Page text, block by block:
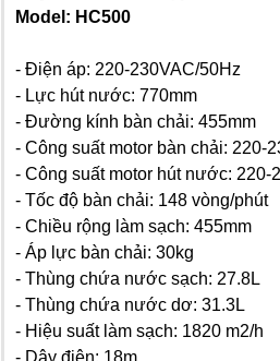
Model: HC500
- Điện áp: 220-230VAC/50Hz
- Lực hút nước: 770mm
- Đường kính bàn chải: 455mm
- Công suất motor bàn chải: 220-
- Công suất motor hút nước: 220-
- Tốc độ bàn chải: 148 vòng/phút
- Chiều rộng làm sạch: 455mm
- Áp lực bàn chải: 30kg
- Thùng chứa nước sạch: 27.8L
- Thùng chứa nước dơ: 31.3L
- Hiệu suất làm sạch: 1820 m2/h
- Dây điện: 18m